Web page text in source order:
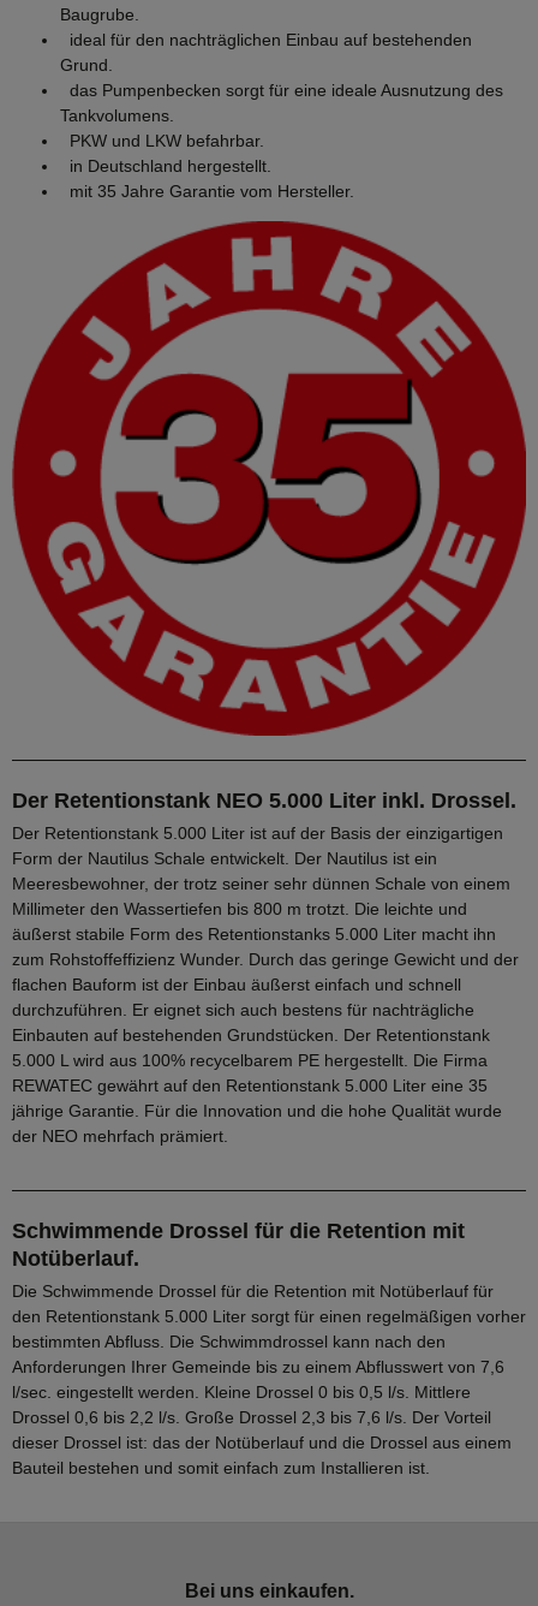
Baugrube.
ideal für den nachträglichen Einbau auf bestehenden
Grund.
das Pumpenbecken sorgt für eine ideale Ausnutzung des
Tankvolumens.
PKW und LKW befahrbar.
in Deutschland hergestellt.
mit 35 Jahre Garantie vom Hersteller.
Der Retentionstank NEO 5.000 Liter inkl. Drossel.
Der Retentionstank 5.000 Liter ist auf der Basis der einzigartigen
Form der Nautilus Schale entwickelt. Der Nautilus ist ein
Meeresbewohner, der trotz seiner sehr dünnen Schale von einem
Millimeter den Wassertiefen bis 800 m trotzt. Die leichte und
äußerst stabile Form des Retentionstanks 5.000 Liter macht ihn
zum Rohstoffeffizienz Wunder. Durch das geringe Gewicht und der
flachen Bauform ist der Einbau äußerst einfach und schnell
durchzuführen. Er eignet sich auch bestens für nachträgliche
Einbauten auf bestehenden Grundstücken. Der Retentionstank
5.000 L wird aus 100% recycelbarem PE hergestellt. Die Firma
REWATEC gewährt auf den Retentionstank 5.000 Liter eine 35
jährige Garantie. Für die Innovation und die hohe Qualität wurde
der NEO mehrfach prämiert.
Schwimmende Drossel für die Retention mit
Notüberlauf.
Die Schwimmende Drossel für die Retention mit Notüberlauf für
den Retentionstank 5.000 Liter sorgt für einen regelmäßigen vorher
bestimmten Abfluss. Die Schwimmdrossel kann nach den
Anforderungen Ihrer Gemeinde bis zu einem Abflusswert von 7,6
l/sec. eingestellt werden. Kleine Drossel 0 bis 0,5 l/s. Mittlere
Drossel 0,6 bis 2,2 l/s. Große Drossel 2,3 bis 7,6 l/s. Der Vorteil
dieser Drossel ist: das der Notüberlauf und die Drossel aus einem
Bauteil bestehen und somit einfach zum Installieren ist.
Bei uns einkaufen.